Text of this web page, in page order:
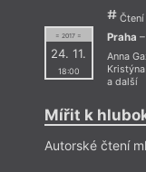
= 2017 =
24. 11.
18:00
Čtení
Praha
Anna
a další
Mířit k
Autorské čtení